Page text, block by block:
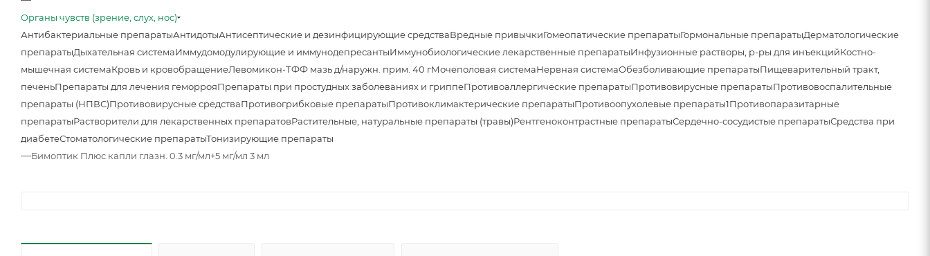
Органы чувств (зрение, слух, нос)
Антибактериальные препаратыАнтидотыАнтисептические и дезинфицирующие средстваВредные привычкиГомеопатические препаратыГормональные препаратыДерматологические
препаратыДыхательная системаИммудомодулирующие и иммунодепресантыИммунобиологические лекарственные препаратыИнфузионные растворы, р-ры для инъекцийКостно-
мышечная системаКровь и кровобращениеЛевомикон-ТФФ мазь д/наружн. прим. 40 гМочеполовая системаНервная системаОбезболивающие препаратыПищеварительный тракт,
печеньПрепараты для лечения геморрояПрепараты при простудных заболеваниях и гриппеПротивоаллергические препаратыПротивовирусные препаратыПротивовоспалительные
препараты (НПВС)Противовирусные средстваПротивогрибковые препаратыПротивоклимактерические препаратыПротивоопухолевые препараты1Противопаразитарные
препаратыРастворители для лекарственных препаратовРастительные, натуральные препараты (травы)Рентгеноконтрастные препаратыСердечно-сосудистые препаратыСредства при
диабетеСтоматологические препаратыТонизирующие препараты
—Бимоптик Плюс капли глазн. 0.3 мг/мл+5 мг/мл 3 мл